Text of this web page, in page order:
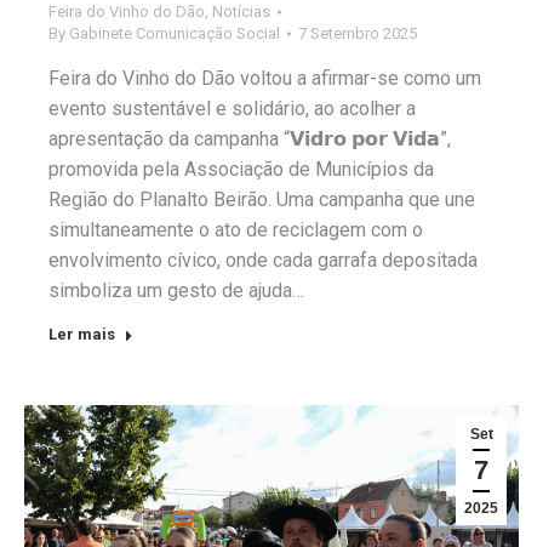
Feira do Vinho do Dão, Notícias
By Gabinete Comunicação Social 7 Setembro 2025
Feira do Vinho do Dão voltou a afirmar-se como um
evento sustentável e solidário, ao acolher a
apresentação da campanha “𝗩𝗶𝗱𝗿𝗼 𝗽𝗼𝗿 𝗩𝗶𝗱𝗮”,
promovida pela Associação de Municípios da
Região do Planalto Beirão. Uma campanha que une
simultaneamente o ato de reciclagem com o
envolvimento cívico, onde cada garrafa depositada
simboliza um gesto de ajuda…
Ler mais
Set
7
2025